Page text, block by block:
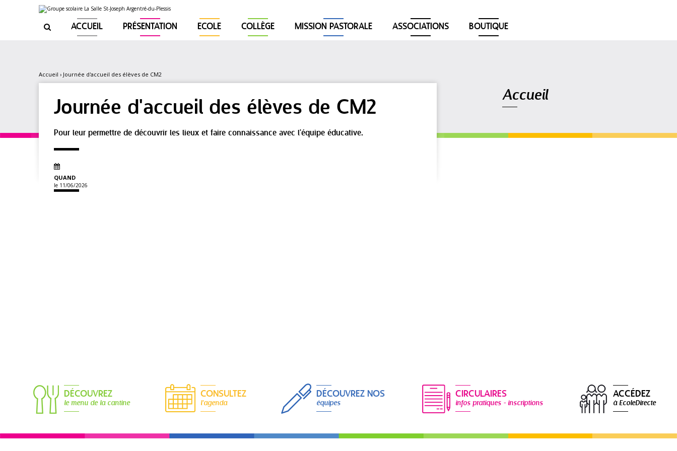
 ACCUEIL PRÉSENTATION ECOLE COLLÈGE MISSION PASTORALE ASSOCIATIONS BOUTIQUE
Accueil › Journée d'accueil des élèves de CM2
Journée d'accueil des élèves de CM2
Pour leur permettre de découvrir les lieux et faire connaissance avec l'équipe éducative.
QUAND
le 11/06/2026
Accueil
DÉCOUVREZ
le menu de la cantine
CONSULTEZ
l'agenda
DÉCOUVREZ NOS
équipes
CIRCULAIRES
infos pratiques - inscriptions
ACCÉDEZ
à EcoleDirecte